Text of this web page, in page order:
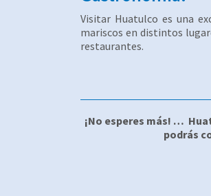
Visitar Huatulco es una
mariscos en distintos
restaurantes.
¡No esperes más! …
podrás